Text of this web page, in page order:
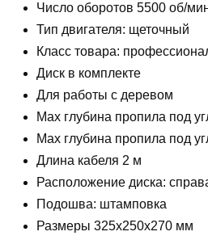
Число оборотов 5500 об/
Тип двигателя: щеточный
Класс товара:
Диск в комплекте
Для работы с деревом
Max глубина пропила под
Max глубина пропила под
Длина кабеля 2 м
Расположение диска:
Подошва: штамповка
Размеры 325х250х270 мм